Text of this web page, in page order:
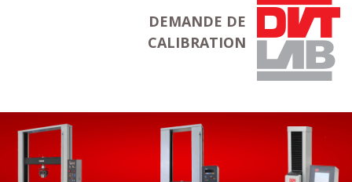
DEMANDE DE
CALIBRATION